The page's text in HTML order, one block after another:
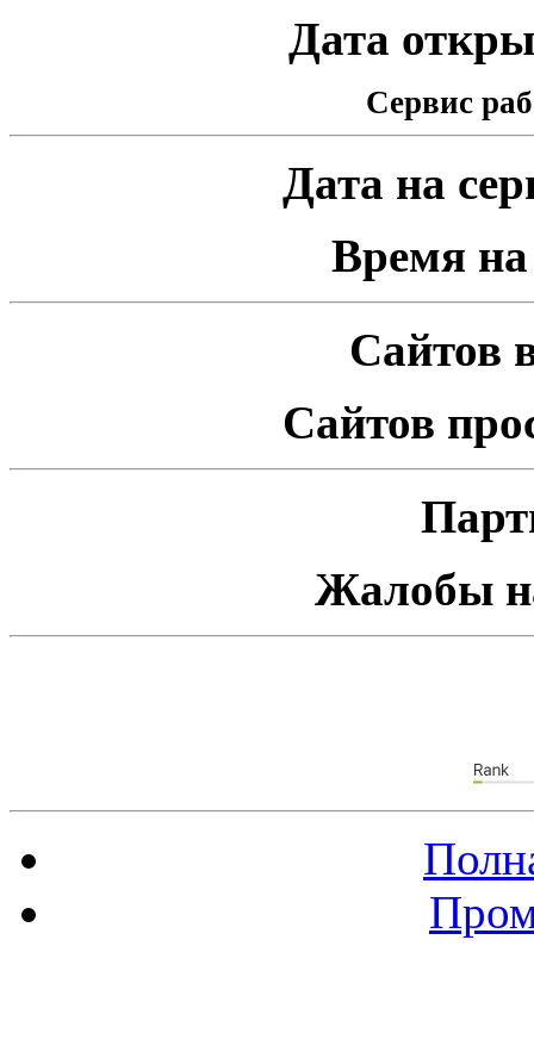
Дата
Сервис
Дата на
Время на
Сайтов
Сайтов
Жалобы